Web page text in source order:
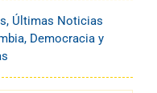
, Últimas Noticias
, Democracia y